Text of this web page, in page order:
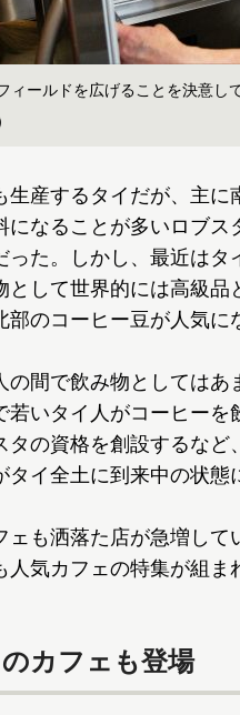
ィールドを広げることを決意し
産するタイだが、主に
になることが多いロブ
った。しかし、最近は
として世界的には高級
のコーヒー豆が人気に
間で飲み物としてはあ
若いタイ人がコーヒー
タの資格を創設するな
イ全土に到来中の状態
も洒落た店が急増して
人気カフェの特集が組
カフェも登場